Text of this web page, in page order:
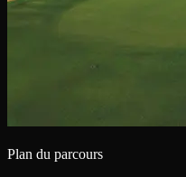
Plan du parcours